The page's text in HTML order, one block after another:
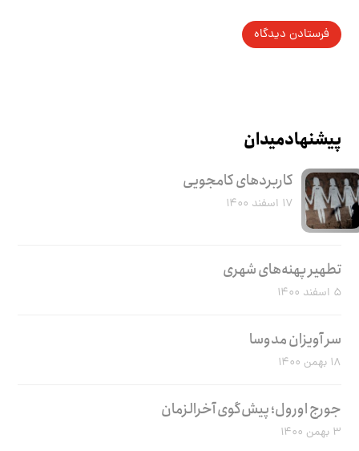
پیشنهاد میدان
کاربرد‌های کامجویی
۱۷ اسفند ۱۴۰۰
تطهیر پهنه‌های شهری
۵ اسفند ۱۴۰۰
سر آویزان مدوسا
۱۸ بهمن ۱۴۰۰
جورج اورول؛ پیش‌گوی آخرالزمان
۳ بهمن ۱۴۰۰